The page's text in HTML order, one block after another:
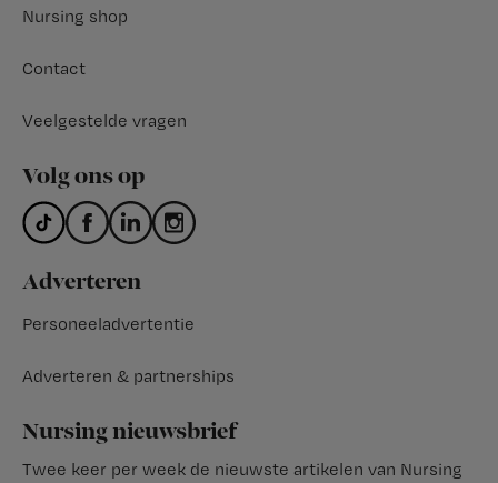
Nursing shop
Contact
Veelgestelde vragen
Volg ons op
Adverteren
Personeeladvertentie
Adverteren & partnerships
Nursing nieuwsbrief
Twee keer per week de nieuwste artikelen van Nursing